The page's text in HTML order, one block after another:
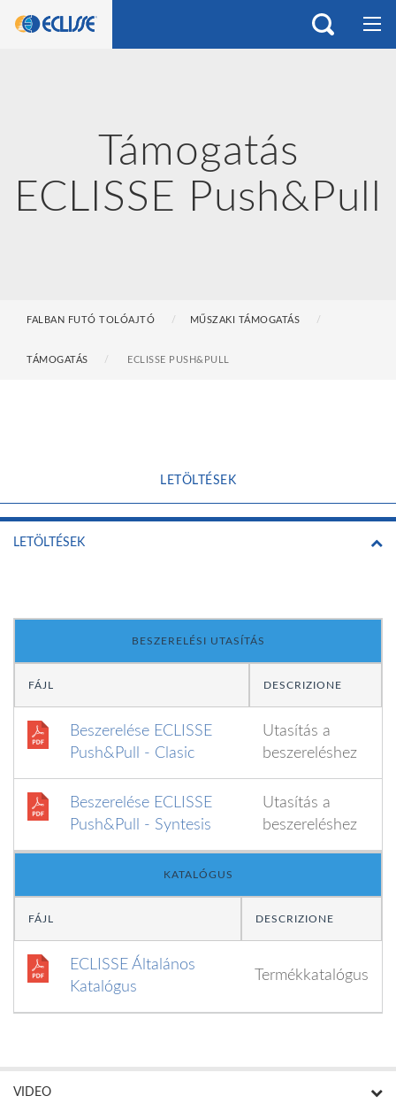
Támogatás
ECLISSE Push&Pull
FALBAN FUTÓ TOLÓAJTÓ MŰSZAKI TÁMOGATÁS
TÁMOGATÁS ECLISSE PUSH&PULL
LETÖLTÉSEK
LETÖLTÉSEK
BESZERELÉSI UTASÍTÁS
FÁJL DESCRIZIONE
Beszerelése ECLISSE
Push&Pull - Clasic
Utasítás a
beszereléshez
Beszerelése ECLISSE
Push&Pull - Syntesis
Utasítás a
beszereléshez
KATALÓGUS
FÁJL DESCRIZIONE
ECLISSE Általános
Katalógus
Termékkatalógus
VIDEO